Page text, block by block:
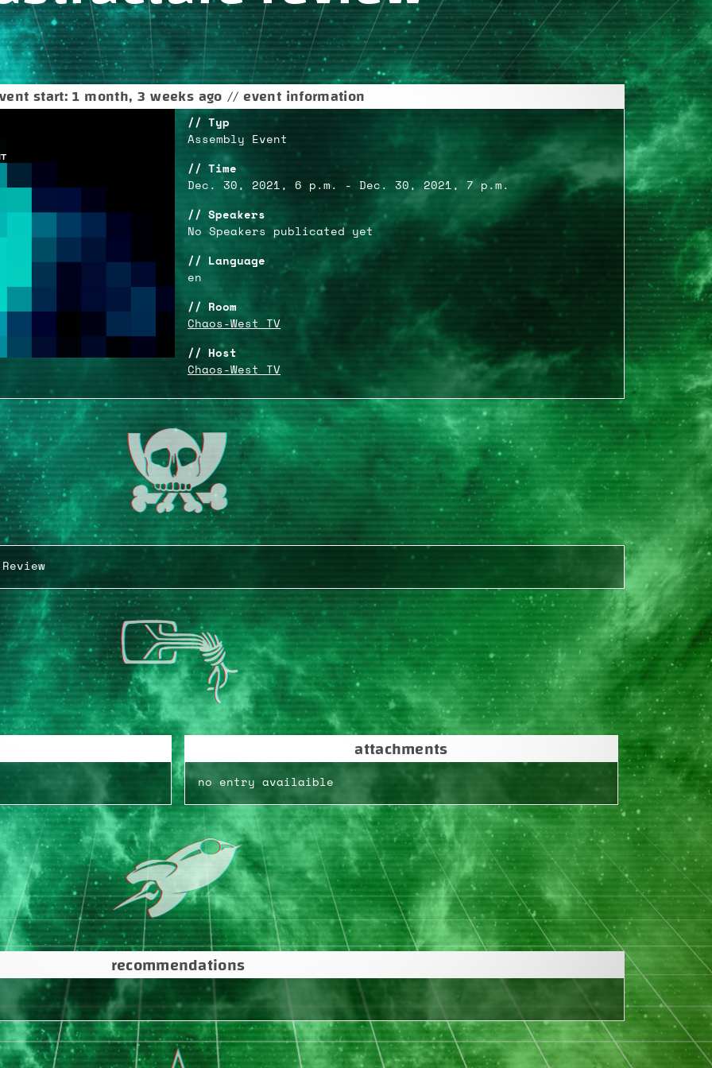
start: 1 month, 3 weeks ago // event information
Typ
Assembly Event
Time
Dec. 30, 2021, 6 p.m. - Dec. 30, 2021, 7 p.m.
Speakers
No Speakers publicated yet
Language
en
Room
Chaos-West TV
Host
Chaos-West TV
attachments
no entry availaible
recommendations